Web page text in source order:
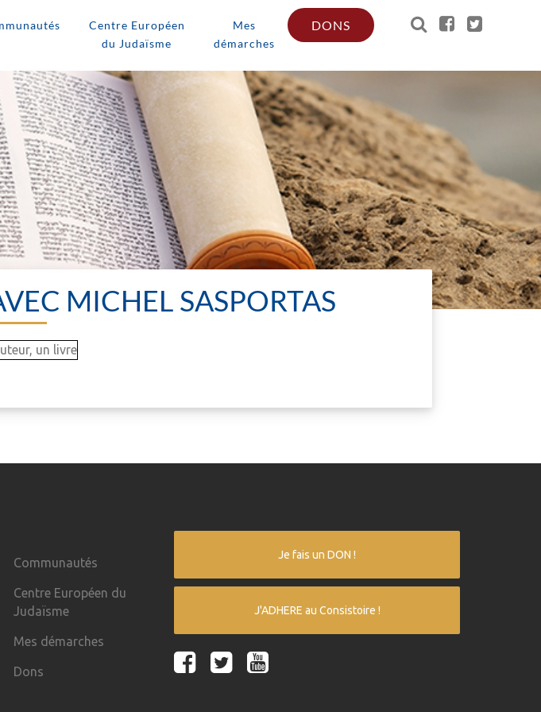
Centre Européen
du Judaïsme
Mes
démarches
DONS
MICHEL SASPORTAS
Communautés
Centre Européen du
Judaïsme
Mes démarches
Dons
Je fais un DON !
J'ADHERE au Consistoire !